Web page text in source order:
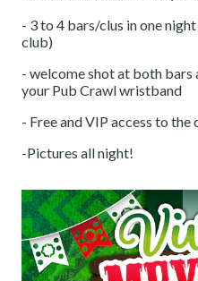
- 3 to 4 bars/clus in one
club)
- welcome shot at both
your Pub Crawl wristband
- Free and VIP access to the
-Pictures all night!